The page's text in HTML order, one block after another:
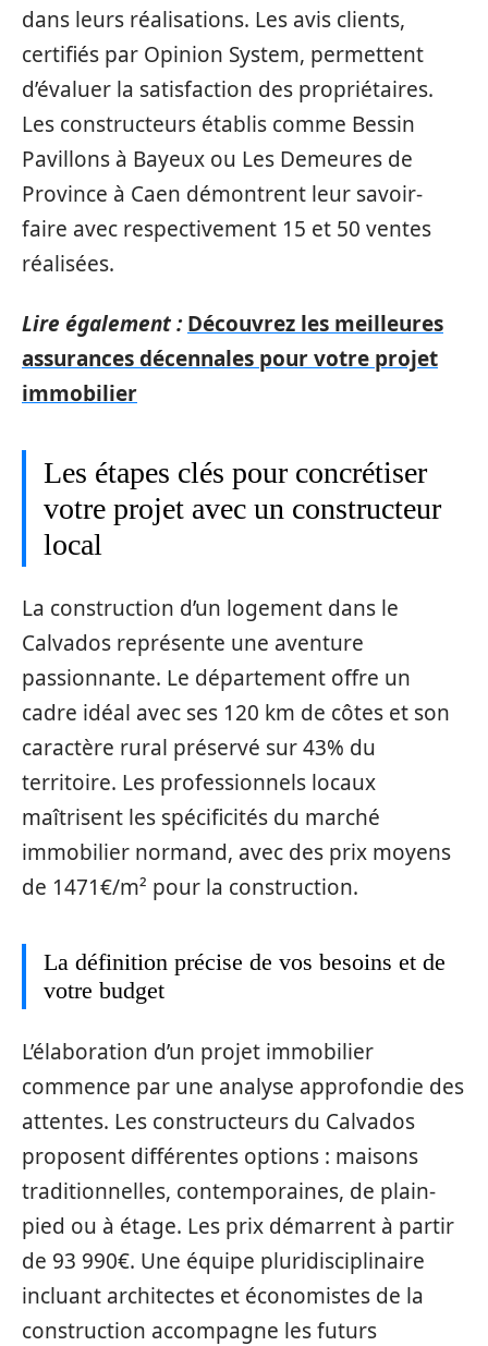
dans leurs réalisations. Les avis clients,
certifiés par Opinion System, permettent
d’évaluer la satisfaction des propriétaires.
Les constructeurs établis comme Bessin
Pavillons à Bayeux ou Les Demeures de
Province à Caen démontrent leur savoir-
faire avec respectivement 15 et 50 ventes
réalisées.
Lire également : Découvrez les meilleures
assurances décennales pour votre projet
immobilier
Les étapes clés pour concrétiser
votre projet avec un constructeur
local
La construction d’un logement dans le
Calvados représente une aventure
passionnante. Le département offre un
cadre idéal avec ses 120 km de côtes et son
caractère rural préservé sur 43% du
territoire. Les professionnels locaux
maîtrisent les spécificités du marché
immobilier normand, avec des prix moyens
de 1471€/m² pour la construction.
La définition précise de vos besoins et de
votre budget
L’élaboration d’un projet immobilier
commence par une analyse approfondie des
attentes. Les constructeurs du Calvados
proposent différentes options : maisons
traditionnelles, contemporaines, de plain-
pied ou à étage. Les prix démarrent à partir
de 93 990€. Une équipe pluridisciplinaire
incluant architectes et économistes de la
construction accompagne les futurs